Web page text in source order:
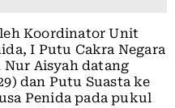
Koordinator Unit
I Putu Cakra Negara
Aisyah datang
dan Putu Suasta ke
Penida pada pukul